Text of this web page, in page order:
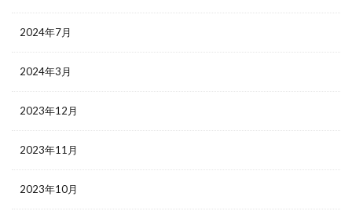
2024年7月
2024年3月
2023年12月
2023年11月
2023年10月